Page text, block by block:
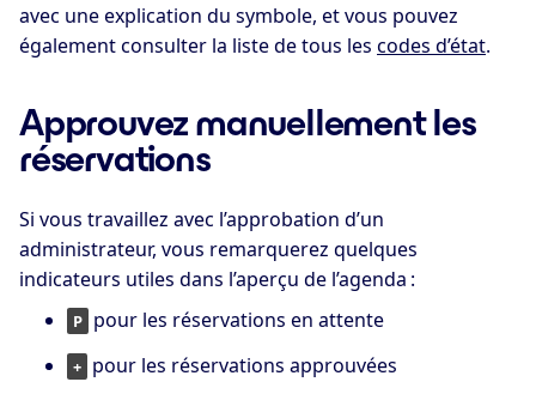
avec une explication du symbole, et vous pouvez
également consulter la liste de tous les codes d’état.
Approuvez manuellement les
réservations
Si vous travaillez avec l’approbation d’un
administrateur, vous remarquerez quelques
indicateurs utiles dans l’aperçu de l’agenda :
P pour les réservations en attente
+ pour les réservations approuvées